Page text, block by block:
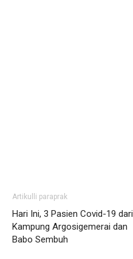
Artikulli paraprak
Hari Ini, 3 Pasien Covid-19 dari
Kampung Argosigemerai dan
Babo Sembuh